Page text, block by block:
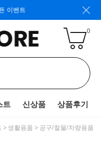
이벤트
0
트 신상품 상품후기
생활용품 공구/철물/차량용품